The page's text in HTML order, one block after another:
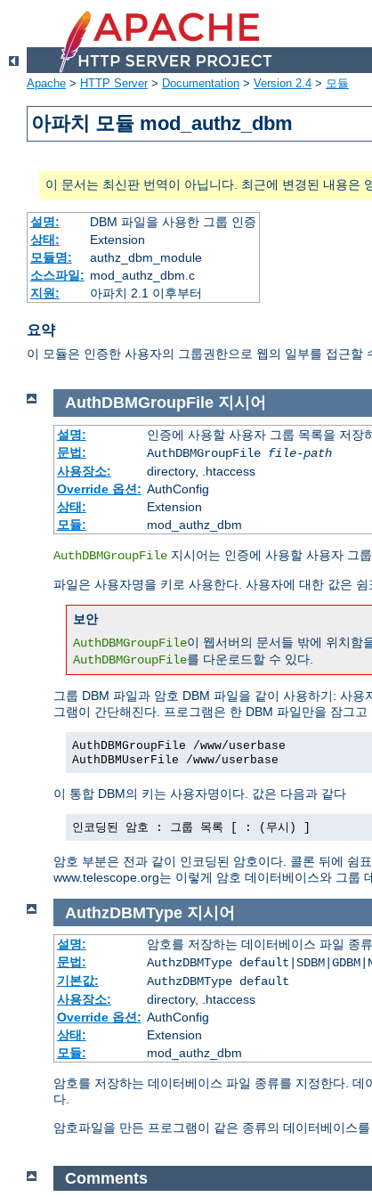
Apache > HTTP Server> Documentation > Version 2.4 > 모듈
아파치 모듈 mod_authz_dbm
이 문서는 최신판 번역이 아닙니다. 최근에 변경된 내용은
설명:
DBM 파일을 사용한 그룹 인증
상태:
Extension
모듈명:
authz_dbm_module
소스파일: mod_authz_dbm.c
지원:
아파치 2.1 이후부터
요약
이 모듈은 인증한 사용자의 그룹권한으로 웹의 일부를 접근할
AuthDBMGroupFile 지시어
설명:
인증에 사용할 사용자 그룹 목록을 저장
문법:
AuthDBMGroupFile file-path
사용장소:
directory, .htaccess
Override 옵션: AuthConfig
상태:
Extension
모듈:
mod_authz_dbm
AuthDBMGroupFile 지시어는 인증에 사용할 사용자 그
파일은 사용자명을 키로 사용한다. 사용자에 대한 값은
보안
AuthDBMGroupFile이 웹서버의 문서들 밖에 위치함
AuthDBMGroupFile를 다운로드할 수 있다.
그룹 DBM 파일과 암호 DBM 파일을 같이 사용하기: 사
그램이 간단해진다. 프로그램은 한 DBM 파일만을 잠그
AuthDBMGroupFile /www/userbase
AuthDBMUserFile /www/userbase
이 통합 DBM의 키는 사용자명이다. 값은 다음과 같다
인코딩된 암호 : 그룹 목록 [ : (무시) ]
암호 부분은 전과 같이 인코딩된 암호이다. 콜론 뒤에 쉼
www.telescope.org는 이렇게 암호 데이터베이스와 그룹
AuthzDBMType 지시어
설명:
암호를 저장하는 데이터베이스 파일 종
문법:
AuthzDBMType
기본값:
AuthzDBMType default
사용장소:
directory, .htaccess
Override 옵션: AuthConfig
상태:
Extension
모듈:
mod_authz_dbm
암호를 저장하는 데이터베이스 파일 종류를 지정한다.
다.
암호파일을 만든 프로그램이 같은 종류의 데이터베이스
Comments